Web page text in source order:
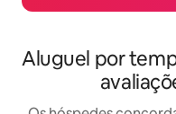
Aluguel por